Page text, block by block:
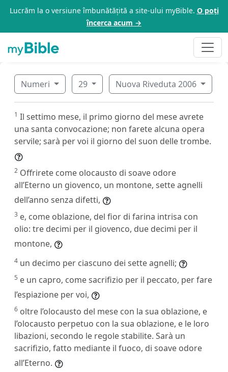
Lucrăm la o versiune îmbunătățită a site-ului myBible. O poți
încerca acum →
Numeri 29 Nuova Riveduta 2006
1 Il settimo mese, il primo giorno del mese avrete
una santa convocazione; non farete alcuna opera
servile; sarà per voi il giorno del suon delle trombe.
2 Offrirete come olocausto di soave odore
all’Eterno un giovenco, un montone, sette agnelli
dell’anno senza difetti,
3 e, come oblazione, del fior di farina intrisa con
olio: tre decimi per il giovenco, due decimi per il
montone,
4 un decimo per ciascuno dei sette agnelli;
5 e un capro, come sacrifizio per il peccato, per fare
l’espiazione per voi,
6 oltre l’olocausto del mese con la sua oblazione, e
l’olocausto perpetuo con la sua oblazione, e le loro
libazioni, secondo le regole stabilite. Sarà un
sacrifizio, fatto mediante il fuoco, di soave odore
all’Eterno.